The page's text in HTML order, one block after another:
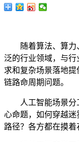
随着算法、算力
泛的行业领域，与
求和复杂场景落地
链路命周期问题。
人工智能场景分
心命题，如何穿越
路径？各方都在摸着